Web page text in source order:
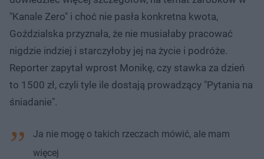
"Kanale Zero" i choć nie pasła konkretna kwota,
Goździalska przyznała, że nie musiałaby pracować
nigdzie indziej i starczyłoby jej na życie i podróże.
Reporter zapytał wprost Monikę, czy stawka za dzień
to 1500 zł, czyli tyle ile dostają prowadzący "Pytania na
śniadanie".
Ja nie mogę o takich rzeczach mówić, ale mam
więcej